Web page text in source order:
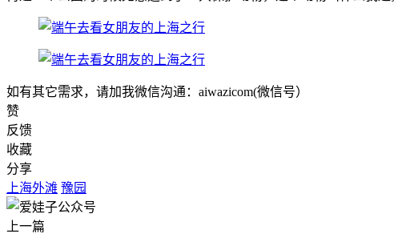
如有其它需求，请加我微信沟通：aiwazicom(微信号）
赞
反馈
收藏
分享
上海外滩 豫园
上一篇